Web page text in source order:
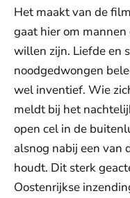
Het maakt van de
gaat hier om
willen zijn. Liefde en
noodgedwongen
wel inventief. Wie
meldt bij het
open cel in de
alsnog nabij een van
houdt. Dit sterk
Oostenrijkse